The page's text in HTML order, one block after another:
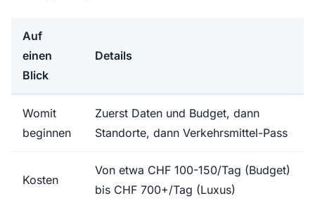
Auf
einen
Blick
Details
Womit
beginnen
Zuerst Daten und Budget, dann
Standorte, dann Verkehrsmittel-Pass
Kosten
Von etwa CHF 100-150/Tag (Budget)
bis CHF 700+/Tag (Luxus)